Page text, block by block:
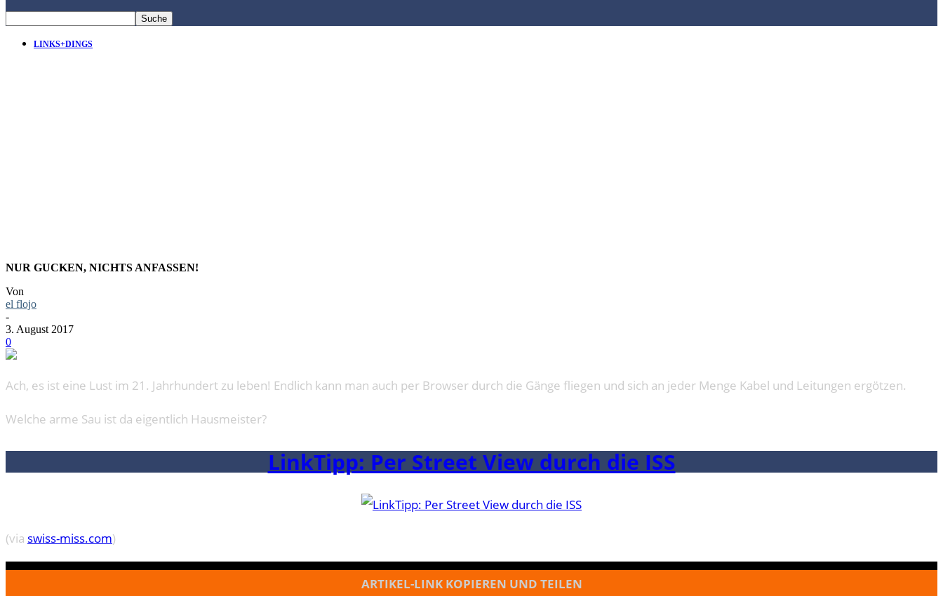
LINKS+DINGS
NUR GUCKEN, NICHTS ANFASSEN!
Von
el flojo
-
3. August 2017
0
Ach, es ist eine Lust im 21. Jahrhundert zu leben! Endlich kann man auch per Browser durch die Gänge fliegen und sich an jeder Menge Kabel und Leitungen ergötzen.
Welche arme Sau ist da eigentlich Hausmeister?
LinkTipp: Per Street View durch die ISS
(via swiss-miss.com)
ARTIKEL-LINK KOPIEREN UND TEILEN